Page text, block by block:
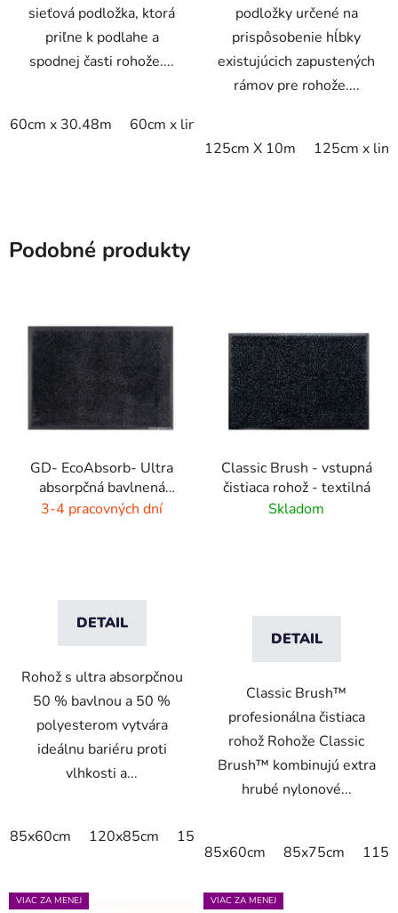
sieťová podložka, ktorá
priľne k podlahe a
spodnej časti rohože....
60cm x 30.48m 60cm x linm
podložky určené na
prispôsobenie hĺbky
existujúcich zapustených
rámov pre rohože....
125cm X 10m 125cm x
Podobné produkty
GD- EcoAbsorb- Ultra
absorpčná bavlnená
rohož -sivý melír
3-4 pracovných dní
DETAIL
Rohož s ultra absorpčnou
50 % bavlnou a 50 %
polyesterom vytvára
ideálnu bariéru proti
vlhkosti a...
85x60cm 120x85cm 150x85cm
Classic Brush - vstupná
čistiaca rohož - textilná
Skladom
DETAIL
Classic Brush™
profesionálna čistiaca
rohož Rohože Classic
Brush™ kombinujú extra
hrubé nylonové...
85x60cm 85x75cm
VIAC ZA MENEJ VIAC ZA MENEJ